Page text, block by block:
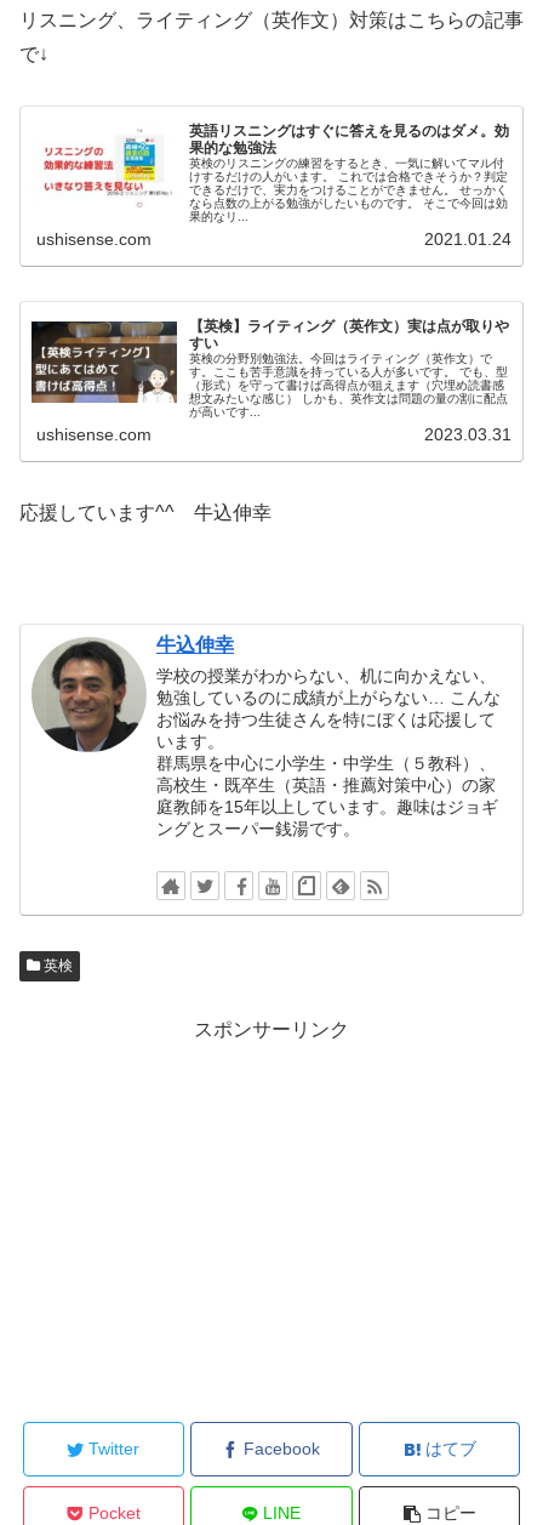
リスニング、ライティング（英作文）対策はこちらの記事
で↓
英語リスニングはすぐに答えを見るのはダメ。効
果的な勉強法
英検のリスニングの練習をするとき、一気に解いてマル付
けするだけの人がいます。 これでは合格できそうか？判定
できるだけで、実力をつけることができません。 せっかく
なら点数の上がる勉強がしたいものです。 そこで今回は効
果的なリ...
ushisense.com 2021.01.24
【英検】ライティング（英作文）実は点が取りや
すい
英検の分野別勉強法。今回はライティング（英作文）で
す。ここも苦手意識を持っている人が多いです。 でも、型
（形式）を守って書けば高得点が狙えます（穴埋め読書感
想文みたいな感じ） しかも、英作文は問題の量の割に配点
が高いです...
ushisense.com 2023.03.31
応援しています^^ 牛込伸幸
牛込伸幸
学校の授業がわからない、机に向かえない、
勉強しているのに成績が上がらない… こんな
お悩みを持つ生徒さんを特にぼくは応援して
います。
群馬県を中心に小学生・中学生（５教科）、
高校生・既卒生（英語・推薦対策中心）の家
庭教師を15年以上しています。趣味はジョギ
ングとスーパー銭湯です。
英検
スポンサーリンク
Twitter Facebook はてブ
Pocket LINE コピー